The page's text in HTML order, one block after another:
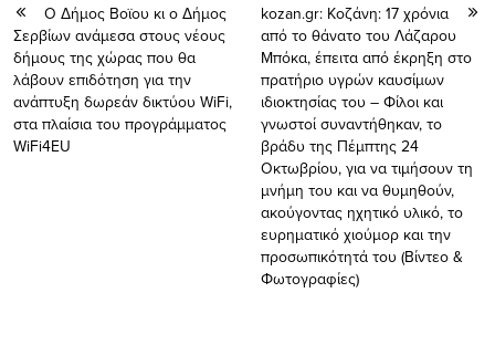
Ο Δήμος Βοϊου κι ο Δήμος
Σερβίων ανάμεσα στους νέους
δήμους της χώρας που θα
λάβουν επιδότηση για την
ανάπτυξη δωρεάν δικτύου WiFi,
στα πλαίσια του προγράμματος
WiFi4EU
kozan.gr: Koζάνη: 17 χρόνια
από το θάνατο του Λάζαρου
Μπόκα, έπειτα από έκρηξη στο
πρατήριο υγρών καυσίμων
ιδιοκτησίας του – Φίλοι και
γνωστοί συναντήθηκαν, το
βράδυ της Πέμπτης 24
Οκτωβρίου, για να τιμήσουν τη
μνήμη του και να θυμηθούν,
ακούγοντας ηχητικό υλικό, το
ευρηματικό χιούμορ και την
προσωπικότητά του (Βίντεο &
Φωτογραφίες)